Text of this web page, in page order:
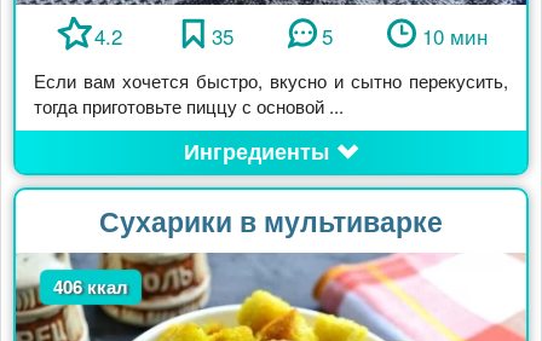
4.2 35 5 10 мин
Если вам хочется быстро, вкусно и сытно перекусить,
тогда приготовьте пиццу с основой ...
Ингредиенты
Сухарики в мультиварке
406 ккал